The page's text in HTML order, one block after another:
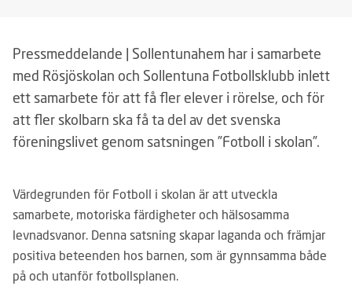
Pressmeddelande | Sollentunahem har i samarbete
med Rösjöskolan och Sollentuna Fotbollsklubb inlett
ett samarbete för att få fler elever i rörelse, och för
att fler skolbarn ska få ta del av det svenska
föreningslivet genom satsningen ”Fotboll i skolan”.
Värdegrunden för Fotboll i skolan är att utveckla
samarbete, motoriska färdigheter och hälsosamma
levnadsvanor. Denna satsning skapar laganda och främjar
positiva beteenden hos barnen, som är gynnsamma både
på och utanför fotbollsplanen.